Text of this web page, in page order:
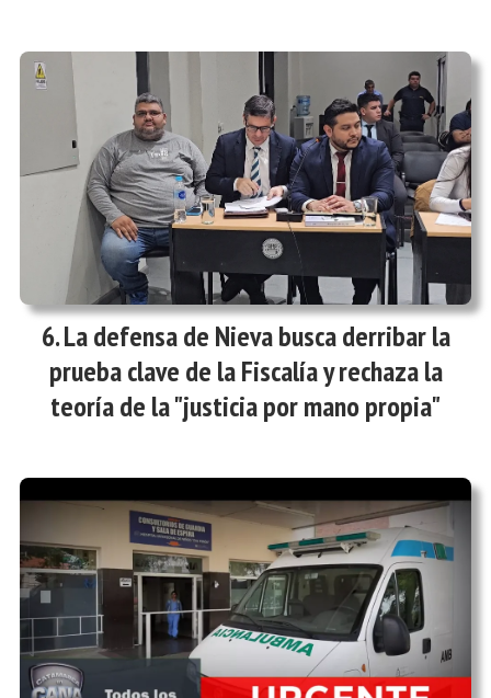
La defensa de Nieva busca derribar la
prueba clave de la Fiscalía y rechaza la
teoría de la "justicia por mano propia"